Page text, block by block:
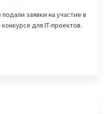
подали заявки на участие в
для ІТ-проектов.